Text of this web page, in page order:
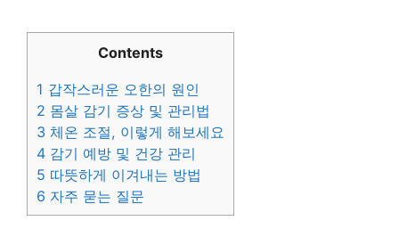
Contents
1 갑작스러운 오한의 원인
2 몸살 감기 증상 및 관리법
3 체온 조절, 이렇게 해보세요
4 감기 예방 및 건강 관리
5 따뜻하게 이겨내는 방법
6 자주 묻는 질문